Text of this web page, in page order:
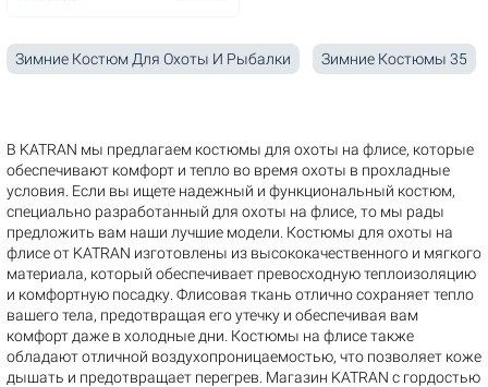
Зимние Костюм Для Охоты И Рыбалки Зимние Костюмы 35
В KATRAN мы предлагаем костюмы для охоты на флисе, которые
обеспечивают комфорт и тепло во время охоты в прохладные
условия. Если вы ищете надежный и функциональный костюм,
специально разработанный для охоты на флисе, то мы рады
предложить вам наши лучшие модели. Костюмы для охоты на
флисе от KATRAN изготовлены из высококачественного и мягкого
материала, который обеспечивает превосходную теплоизоляцию
и комфортную посадку. Флисовая ткань отлично сохраняет тепло
вашего тела, предотвращая его утечку и обеспечивая вам
комфорт даже в холодные дни. Костюмы на флисе также
обладают отличной воздухопроницаемостью, что позволяет коже
дышать и предотвращает перегрев. Магазин KATRAN с гордостью